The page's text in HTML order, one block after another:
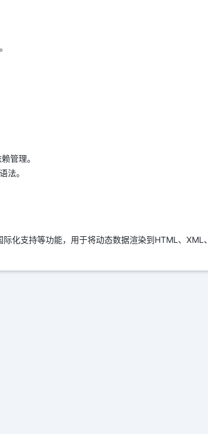
管理。
法。
化支持等功能，用于将动态数据渲染到HTML、XML、